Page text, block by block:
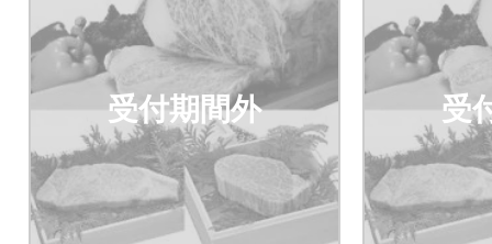
受付期間外 受